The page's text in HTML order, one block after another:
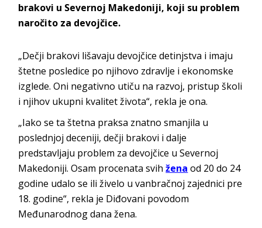
brakovi u Severnoj Makedoniji, koji su problem
naročito za devojčice.
„Dečji brakovi lišavaju devojčice detinjstva i imaju
štetne posledice po njihovo zdravlje i ekonomske
izglede. Oni negativno utiču na razvoj, pristup školi
i njihov ukupni kvalitet života“, rekla je ona.
„Iako se ta štetna praksa znatno smanjila u
poslednjoj deceniji, dečji brakovi i dalje
predstavljaju problem za devojčice u Severnoj
Makedoniji. Osam procenata svihžena od 20 do 24
godine udalo se ili živelo u vanbračnoj zajednici pre
18. godine“, rekla je Diđovani povodom
Međunarodnog dana žena.